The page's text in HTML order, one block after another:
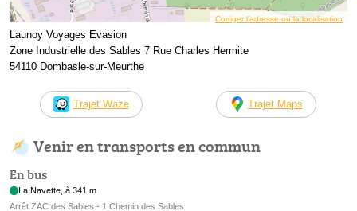
Corriger l’adresse ou la localisation
Launoy Voyages Evasion
Zone Industrielle des Sables 7 Rue Charles Hermite
54110 Dombasle-sur-Meurthe
Trajet Waze Trajet Maps
Venir en transports en commun
En bus
La Navette, à 341 m
Arrêt ZAC des Sables - 1 Chemin des Sables